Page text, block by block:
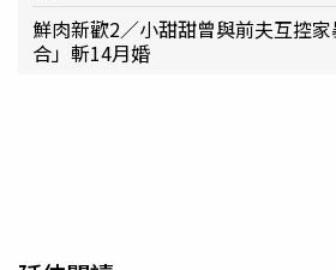
鮮肉新歡2／小甜甜曾與前夫互控
合」斬14月婚